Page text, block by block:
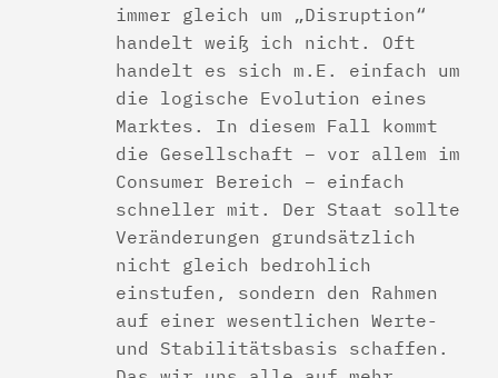
immer gleich um „Disruption“
handelt weiß ich nicht. Oft
handelt es sich m.E. einfach um
die logische Evolution eines
Marktes. In diesem Fall kommt
die Gesellschaft – vor allem im
Consumer Bereich – einfach
schneller mit. Der Staat sollte
Veränderungen grundsätzlich
nicht gleich bedrohlich
einstufen, sondern den Rahmen
auf einer wesentlichen Werte-
und Stabilitätsbasis schaffen.